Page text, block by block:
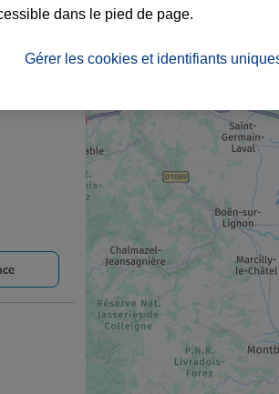
dans le pied de page.
Gérer les cookies et identifiants